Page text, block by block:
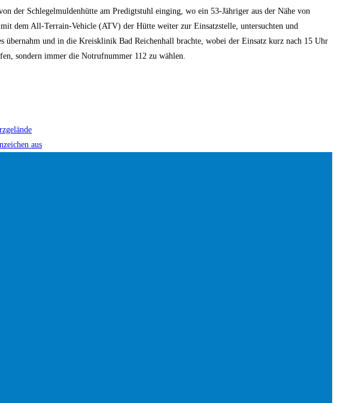
der Schlegelmuldenhütte am Predigtstuhl einging, wo ein 53-Jähriger aus der Nähe von
dem All-Terrain-Vehicle (ATV) der Hütte weiter zur Einsatzstelle, untersuchten und
übernahm und in die Kreisklinik Bad Reichenhall brachte, wobei der Einsatz kurz nach 15 Uhr
sondern immer die Notrufnummer 112 zu wählen.
aus